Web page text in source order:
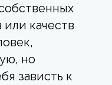
качеств
но
зависть к